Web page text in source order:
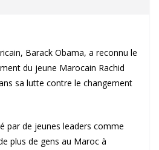
Barack Obama, a reconnu le
du jeune Marocain Rachid
sa lutte contre le changement
par de jeunes leaders comme
plus de gens au Maroc à